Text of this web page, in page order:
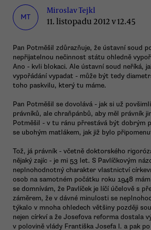
MT
Miroslav Tejkl
11. listopadu 2012 v 12.45
Pan Potměšil zdůrazňuje, že ústavní soud
nepřijatelnou nečinnost státu ohledně
Ano - kvli blokaci. Ale ústavní soud neříká,
vypořádání vypadat - může být tedy
toho paskvilu, který tu máme.
Pan Potměšil se dovolává - jak si už
právníků, ale chraňpánbů, aby měl právník
Potměšil - v tu ránu přrestává být dobrým
se ubohým matlákem, jak již bylo
Tož, já právník - včetně doktorského
nějaký zajíc - je mi 53 let. S Pavlíčkovým
neplnohodnotný charakter vlastnictví
osob na samotném počátku roku 1948
se domnívám, že Pavlíček je líčí účelově s
záměrem, že v dávné minulosti se
týkalo v mnoha ohledech většiny později
nejen církví a že Josefova reforma dostala
v polovině vlády Františka Josefa I. a pak